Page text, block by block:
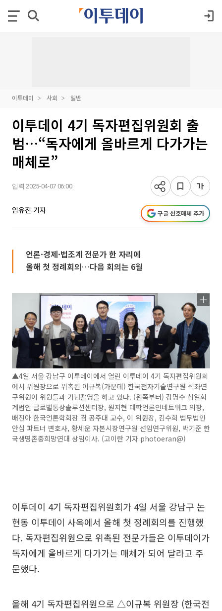
이투데이 사회 일반
이투데이 4기 독자편집위원회 출
범…“독자에게 올바르게 다가가는
매체로”
입력 2025-04-07 06:00
임유진 기자 구글 선호매체 추가
언론·경제·법조계 전문가 한 자리에
올해 첫 정례회의…다음 회의는 6월
▲4일 서울 강남구 이투데이에서 열린 이투데이 4기 독자편집위원회
에서 위원장으로 위촉된 이규복(가운데) 한국전자기술연구원 석좌연
구위원이 위원들과 기념촬영을 하고 있다. (왼쪽부터) 강명수 삼일회
계법인 글로벌통상솔루션센터장, 원지현 대학언론인네트워크 의장,
배진아 한국언론학회장 겸 공주대 교수, 이 위원장, 김수희 법무법인
안심 파트너 변호사, 황세운 자본시장연구원 선임연구위원, 박기준 한
국생명존중희망연대 상임이사. (고이란 기자 photoeran@)
이투데이 4기 독자편집위원회가 4일 서울 강남구 논
현동 이투데이 사옥에서 올해 첫 정례회의를 진행했
다. 독자편집위원으로 위촉된 전문가들은 이투데이가
독자에게 올바르게 다가가는 매체가 되어 달라고 주
문했다.
올해 4기 독자편집위원으로 △이규복 위원장 (한국전